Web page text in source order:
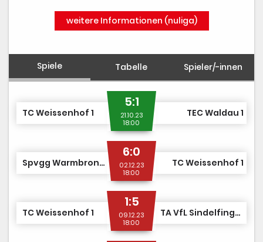
weitere Informationen (nuliga)
Spiele Tabelle Spieler/-innen
TC Weissenhof 1
5:1
21.10.23
18:00
TEC Waldau 1
Spvgg Warmbronn Tennis 1
6:0
02.12.23
18:00
TC Weissenhof 1
TC Weissenhof 1
1:5
09.12.23
18:00
TA VfL Sindelfingen 1862 1